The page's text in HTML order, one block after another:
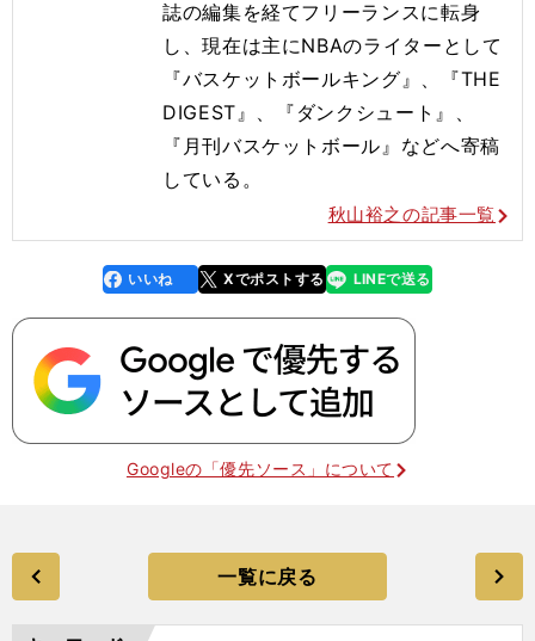
誌の編集を経てフリーランスに転身
し、現在は主にNBAのライターとして
『バスケットボールキング』、『THE
DIGEST』、『ダンクシュート』、
『月刊バスケットボール』などへ寄稿
している。
秋山裕之の記事一覧
faceboo
k
いいね Xでポストする
line LINEで送る
Googleの「優先ソース」について
一覧に戻る